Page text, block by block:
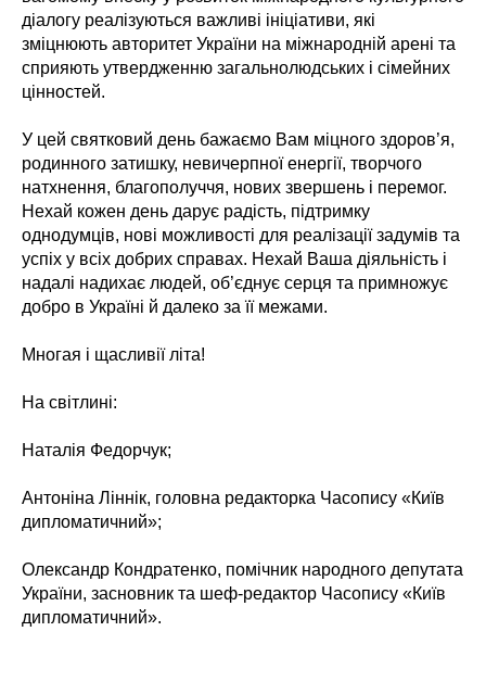
діалогу реалізуються важливі ініціативи, які
зміцнюють авторитет України на міжнародній арені та
сприяють утвердженню загальнолюдських і сімейних
цінностей.
У цей святковий день бажаємо Вам міцного здоров’я,
родинного затишку, невичерпної енергії, творчого
натхнення, благополуччя, нових звершень і перемог.
Нехай кожен день дарує радість, підтримку
однодумців, нові можливості для реалізації задумів та
успіх у всіх добрих справах. Нехай Ваша діяльність і
надалі надихає людей, об’єднує серця та примножує
добро в Україні й далеко за її межами.
Многая і щасливії літа!
На світлині:
Наталія Федорчук;
Антоніна Ліннік, головна редакторка Часопису «Київ
дипломатичний»;
Олександр Кондратенко, помічник народного депутата
України, засновник та шеф-редактор Часопису «Київ
дипломатичний».